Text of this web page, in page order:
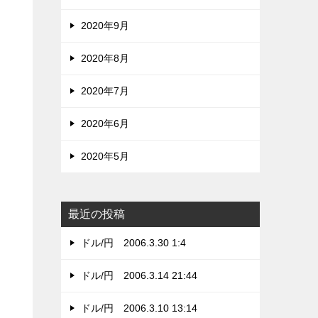
2020年9月
2020年8月
2020年7月
2020年6月
2020年5月
最近の投稿
ドル/円 2006.3.30 1:4
ドル/円 2006.3.14 21:44
ドル/円 2006.3.10 13:14